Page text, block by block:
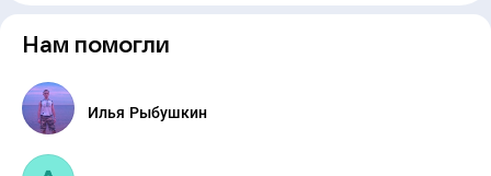
Нам помогли
Илья Рыбушкин